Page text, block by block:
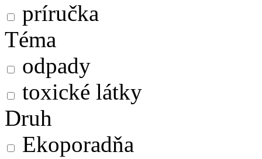
príručka
Téma
odpady
toxické látky
Druh
Ekoporadňa